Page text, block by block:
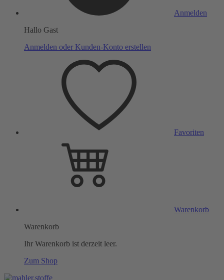
Anmelden
Hallo Gast
Anmelden oder Kunden-Konto erstellen
Favoriten
Warenkorb
Warenkorb
Ihr Warenkorb ist derzeit leer.
Zum Shop